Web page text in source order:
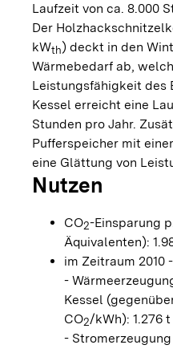
Laufzeit von ca. 8.000
Der
kWth) deckt in den
Wärmebedarf ab,
Leistungsfähigkeit des
Kessel erreicht eine
Stunden pro Jahr.
Pufferspeicher mit
eine Glättung von
Nutzen
CO2-Einsparung
Äquivalenten):
im Zeitraum 2010
-
Kessel
CO2/kWh): 1.276 t
- Stromerzeugung